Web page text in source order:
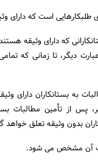
طلبکارهایی است که دارای
که دارای وثیقه
دیگر، تا زمانی که
به بستانکاران دارای
پس از تأمین مطالبات
بدون وثیقه تعلق خواهد
آن مشخص می شود.